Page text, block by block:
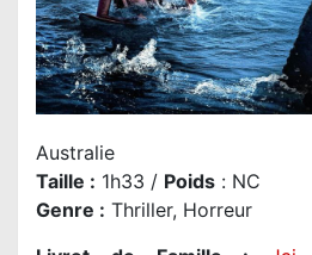
Australie
Taille : 1h33 / Poids : NC
Genre : Thriller, Horreur